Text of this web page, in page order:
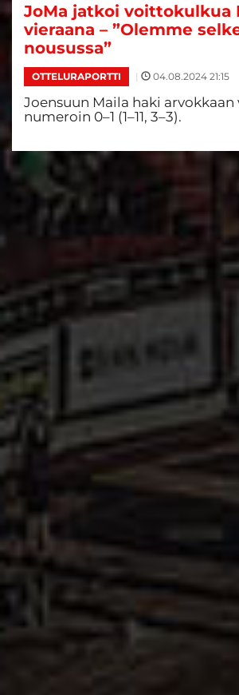
JoMa jatkoi voittokulkua
vieraana – ”Olemme
nousussa”
OTTELURAPORTTI | 04.08.2024 21:15
Joensuun Maila haki arvokkaan
numeroin 0–1 (1–11, 3–3).